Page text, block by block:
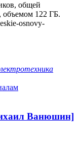
общей
объемом 122 ГБ.
osnovy-
Ванюшин]